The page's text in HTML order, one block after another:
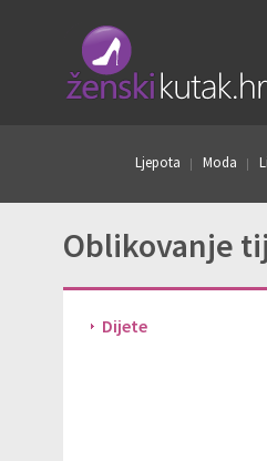
Ljepota Moda
Oblikovanje
Dijete